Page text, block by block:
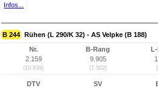
Infos...
B 244 Rühen (L 290/K 32) - AS Velpke (B 188)
Nr.
2.159
(10.839)
B-Rang
9.905
(7.502)
DTV
SV